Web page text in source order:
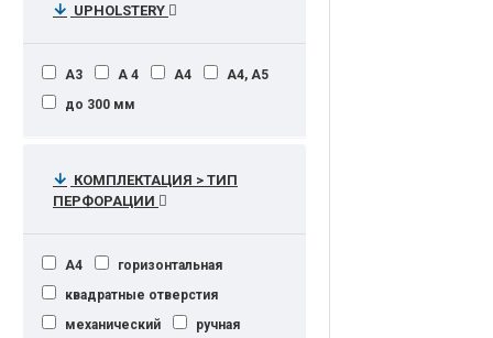
UPHOLSTERY
А3 А 4 А4
А4, А5
до 300 мм
КОМПЛЕКТАЦИЯ > ТИП
ПЕРФОРАЦИИ
А4
горизонтальная
квадратные отверстия
механический
ручная